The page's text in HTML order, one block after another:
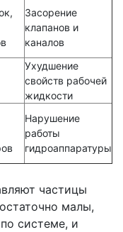
Засорение
клапанов и
каналов
Ухудшение
свойств рабочей
жидкости
Нарушение
работы
гидроаппаратуры
частицы
малы,
системе, и